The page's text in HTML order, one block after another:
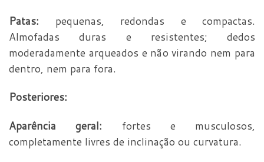
Patas: pequenas, redondas e compactas.
Almofadas duras e resistentes; dedos
moderadamente arqueados e não virando nem para
dentro, nem para fora.
Posteriores:
Aparência geral: fortes e musculosos,
completamente livres de inclinação ou curvatura.